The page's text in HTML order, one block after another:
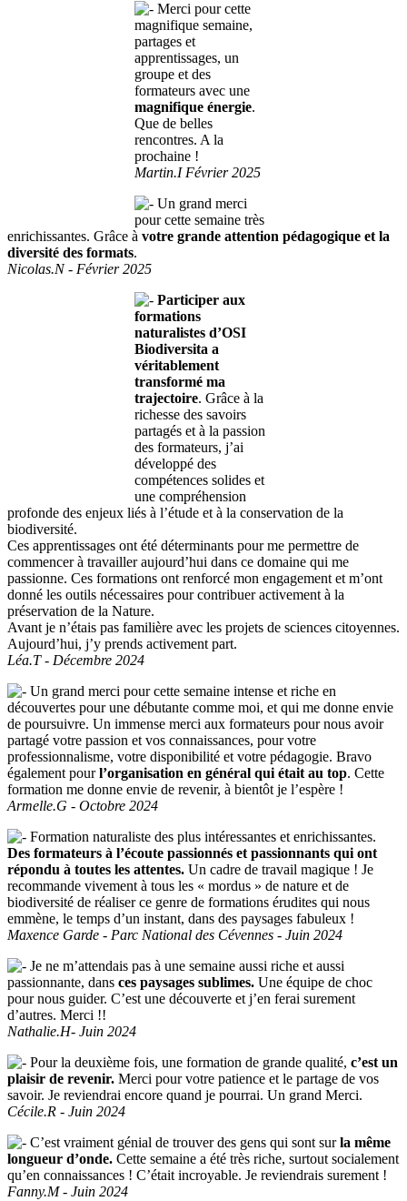
Merci pour cette
magnifique semaine,
partages et
apprentissages, un
groupe et des
formateurs avec une
magnifique énergie.
Que de belles
rencontres. A la
prochaine !
Martin.I Février 2025
Un grand merci
pour cette semaine très
enrichissantes. Grâce à votre grande attention pédagogique et la
diversité des formats.
Nicolas.N - Février 2025
Participer aux
formations
naturalistes d’OSI
Biodiversita a
véritablement
transformé ma
trajectoire. Grâce à la
richesse des savoirs
partagés et à la passion
des formateurs, j’ai
développé des
compétences solides et
une compréhension
profonde des enjeux liés à l’étude et à la conservation de la
biodiversité.
Ces apprentissages ont été déterminants pour me permettre de
commencer à travailler aujourd’hui dans ce domaine qui me
passionne. Ces formations ont renforcé mon engagement et m’ont
donné les outils nécessaires pour contribuer activement à la
préservation de la Nature.
Avant je n’étais pas familière avec les projets de sciences citoyennes.
Aujourd’hui, j’y prends activement part.
Léa.T - Décembre 2024
Un grand merci pour cette semaine intense et riche en
découvertes pour une débutante comme moi, et qui me donne envie
de poursuivre. Un immense merci aux formateurs pour nous avoir
partagé votre passion et vos connaissances, pour votre
professionnalisme, votre disponibilité et votre pédagogie. Bravo
également pourl’organisation en général qui était au top. Cette
formation me donne envie de revenir, à bientôt je l’espère !
Armelle.G - Octobre 2024
Formation naturaliste des plus intéressantes et enrichissantes.
Des formateurs à l’écoute passionnés et passionnants qui ont
répondu à toutes les attentes. Un cadre de travail magique ! Je
recommande vivement à tous les « mordus » de nature et de
biodiversité de réaliser ce genre de formations érudites qui nous
emmène, le temps d’un instant, dans des paysages fabuleux !
Maxence Garde - Parc National des Cévennes - Juin 2024
Je ne m’attendais pas à une semaine aussi riche et aussi
passionnante, dans ces paysages sublimes. Une équipe de choc
pour nous guider. C’est une découverte et j’en ferai surement
d’autres. Merci !!
Nathalie.H- Juin 2024
Pour la deuxième fois, une formation de grande qualité, c’est un
plaisir de revenir. Merci pour votre patience et le partage de vos
savoir. Je reviendrai encore quand je pourrai. Un grand Merci.
Cécile.R - Juin 2024
C’est vraiment génial de trouver des gens qui sont surla même
longueur d’onde. Cette semaine a été très riche, surtout socialement
qu’en connaissances ! C’était incroyable. Je reviendrais surement !
Fanny.M - Juin 2024